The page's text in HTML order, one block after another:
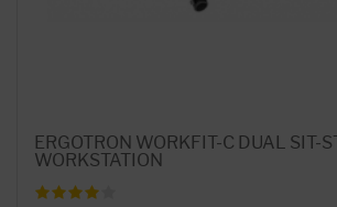
ERGOTRON WORKFIT-C DUAL SIT-
WORKSTATION